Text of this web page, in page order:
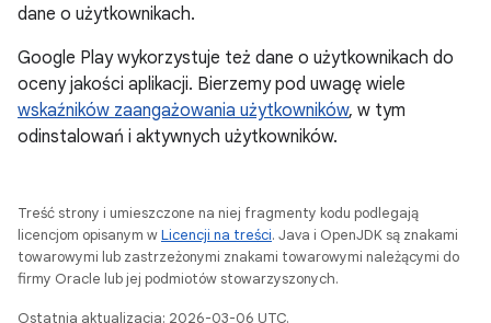
dane o użytkownikach.
Google Play wykorzystuje też dane o użytkownikach do
oceny jakości aplikacji. Bierzemy pod uwagę wiele
wskaźników zaangażowania użytkowników, w tym
odinstalowań i aktywnych użytkowników.
Treść strony i umieszczone na niej fragmenty kodu podlegają
licencjom opisanym wLicencji na treści. Java i OpenJDK są znakami
towarowymi lub zastrzeżonymi znakami towarowymi należącymi do
firmy Oracle lub jej podmiotów stowarzyszonych.
Ostatnia aktualizacja: 2026-03-06 UTC.